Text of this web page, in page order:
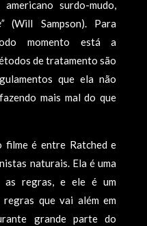
surdo-mudo,
(Will Sampson). Para
momento está a
de tratamento são
que ela não
mais mal do que
filme é entre Ratched e
naturais. Ela é uma
as regras, e ele é um
que vai além em
grande parte do